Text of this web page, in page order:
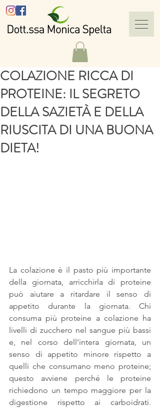
COLAZIONE RICCA DI
PROTEINE: IL SEGRETO
DELLA SAZIETÀ E DELLA
RIUSCITA DI UNA BUONA
DIETA!
La colazione è il pasto più importante
della giornata, arricchirla di proteine
può aiutare a ritardare il senso di
appetito durante la giornata. Chi
consuma più proteine a colazione ha
livelli di zucchero nel sangue più bassi
e, nel corso dell’intera giornata, un
senso di appetito minore rispetto a
quelli che consumano meno proteine;
questo avviene perché le proteine
richiedono un tempo maggiore per la
digestione rispetto ai carboidrati.